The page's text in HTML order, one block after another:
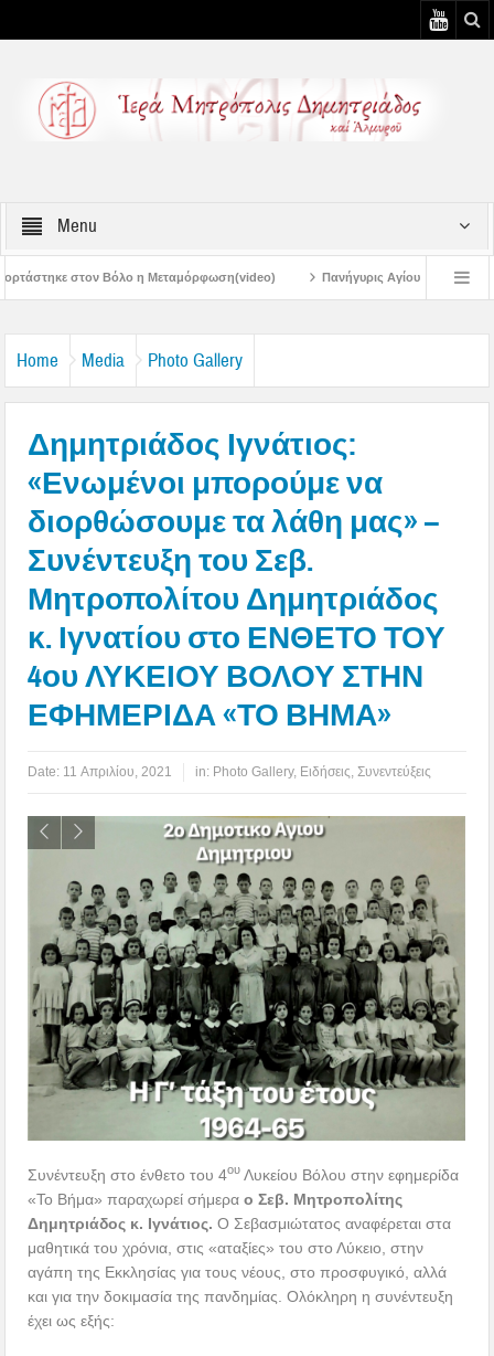
Menu
Μεταμόρφωση(video) Πανήγυρις Αγίου Καλλινίκου Μητροπολίτου Εδέσσης
Home Media Photo Gallery
Δημητριάδος Ιγνάτιος:
«Ενωμένοι μπορούμε να
διορθώσουμε τα λάθη μας» –
Συνέντευξη του Σεβ.
Μητροπολίτου Δημητριάδος
κ. Ιγνατίου στο ΕΝΘΕΤΟ ΤΟΥ
4ου ΛΥΚΕΙΟΥ ΒΟΛΟΥ ΣΤΗΝ
ΕΦΗΜΕΡΙΔΑ «ΤΟ ΒΗΜΑ»
Date: 11 Απριλίου, 2021 in: Photo Gallery, Ειδήσεις ,Συνεντεύξεις
Συνέντευξη στο ένθετο του 4ου Λυκείου Βόλου στην εφημερίδα
«Το Βήμα» παραχωρεί σήμεραο Σεβ. Μητροπολίτης
Δημητριάδος κ. Ιγνάτιος. Ο Σεβασμιώτατος αναφέρεται στα
μαθητικά του χρόνια, στις «αταξίες» του στο Λύκειο, στην
αγάπη της Εκκλησίας για τους νέους, στο προσφυγικό, αλλά
και για την δοκιμασία της πανδημίας. Ολόκληρη η συνέντευξη
έχει ως εξής: